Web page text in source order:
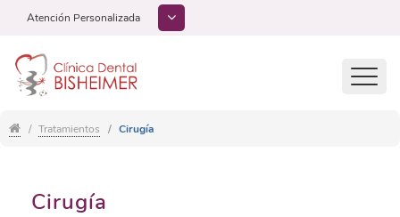
Atención Personalizada
Tratamientos Cirugía
Cirugía